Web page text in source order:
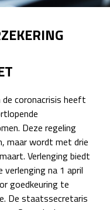
coronacrisis heeft
Deze regeling
maar wordt met drie
Verlenging biedt
na 1 april
goedkeuring te
De staatssecretaris